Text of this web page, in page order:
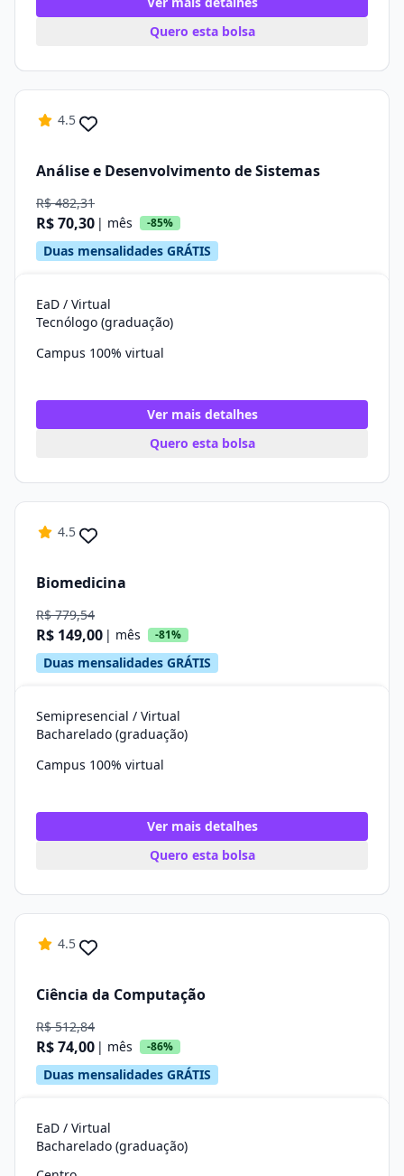
Quero esta bolsa
4.5
Análise e Desenvolvimento de Sistemas
R$ 482,31
R$ 70,30 | mês -85%
Duas mensalidades GRÁTIS
EaD / Virtual
Tecnólogo (graduação)
Campus 100% virtual
Ver mais detalhes
Quero esta bolsa
4.5
Biomedicina
R$ 779,54
R$ 149,00 | mês -81%
Duas mensalidades GRÁTIS
Semipresencial / Virtual
Bacharelado (graduação)
Campus 100% virtual
Ver mais detalhes
Quero esta bolsa
4.5
Ciência da Computação
R$ 512,84
R$ 74,00 | mês -86%
Duas mensalidades GRÁTIS
EaD / Virtual
Bacharelado (graduação)